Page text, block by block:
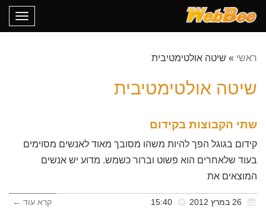
ראשי » שיטה אולטימטיבית
שיטה אולטימטיבית
שתי הקבוצות בקידום
קידום בגוגל הפך להיות משהו מסובך מאוד לאנשים מסוימים
בעוד שלאחרים הוא פשוט וברור כשמש. מדוע יש אנשים
המוצאים את
קרא עוד ←